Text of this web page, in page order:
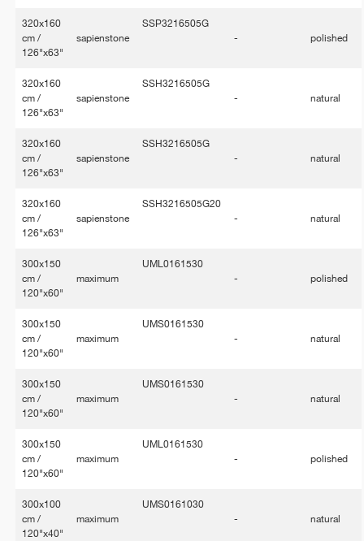
320x160
cm /
126"x63"
sapienstone
SSP3216505G
-
polished
320x160
cm /
126"x63"
sapienstone
SSH3216505G
-
natural
320x160
cm /
126"x63"
sapienstone
SSH3216505G
-
natural
320x160
cm /
126"x63"
sapienstone
SSH3216505G20
-
natural
300x150
cm /
120"x60"
maximum
UML0161530
-
polished
300x150
cm /
120"x60"
maximum
UMS0161530
-
natural
300x150
cm /
120"x60"
maximum
UMS0161530
-
natural
300x150
cm /
120"x60"
maximum
UML0161530
-
polished
300x100
cm /
120"x40"
maximum
UMS0161030
-
natural